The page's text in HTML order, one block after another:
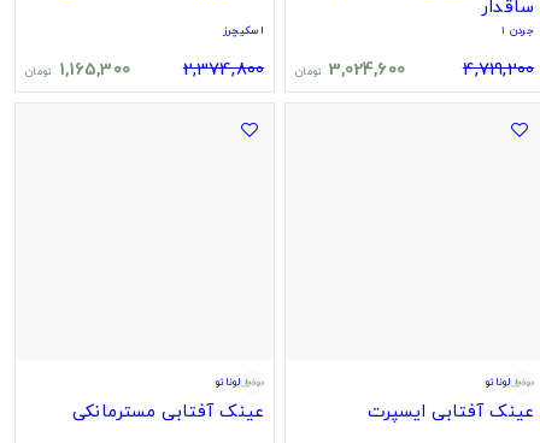
ساقدار
جردن ۱
4,719,200
3,024,600 تومان
اسکیچرز
2,374,800
1,165,300 تومان
لوناتو
عینک آفتابی ایسپرت
لوناتو
عینک آفتابی مسترمانکی